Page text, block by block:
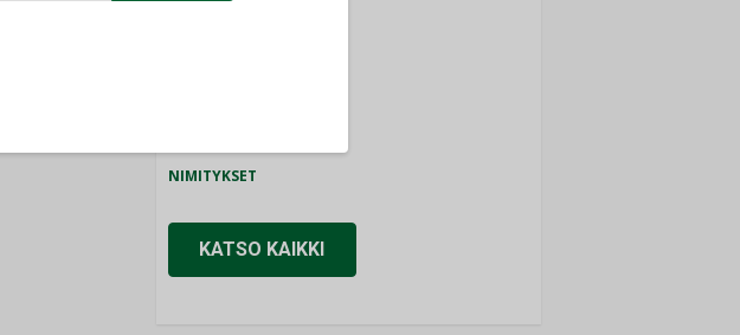
NIMITYKSET
KATSO KAIKKI